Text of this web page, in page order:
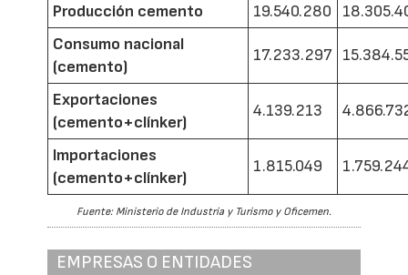
Producción cemento 19.540.280
Consumo nacional
(cemento)
17.233.297
Exportaciones
(cemento+clínker)
4.139.213
Importaciones
(cemento+clínker)
1.815.049
Fuente: Ministerio de Industria y Turismo y Oficemen.
EMPRESAS O ENTIDADES